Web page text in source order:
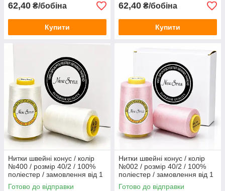
62,40 ₴/бобіна
Купити
62,40 ₴/бобіна
Купити
Нитки швейні конус / колір
№400 / розмір 40/2 / 100%
поліестер / замовлення від 1
бобіни
Готово до відправки
Нитки швейні конус / колір
№002 / розмір 40/2 / 100%
поліестер / замовлення від 1
бобіни
Готово до відправки